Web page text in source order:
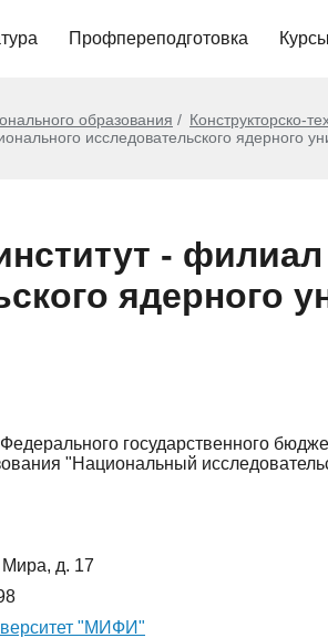
Профпереподготовка Курсы
образования
Конструкторско-
исследовательского ядерного
- филиал
ядерного
государственного
"Национальный
Мира, д. 17
"МИФИ"